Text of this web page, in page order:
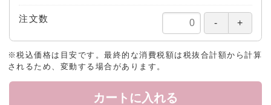
注文数
※税込価格は目安です。最終的な消費税額は税抜合計額から計算
されるため、変動する場合があります。
カートに入れる